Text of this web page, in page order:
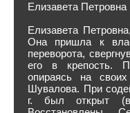
Елизавета Петровна
Елизавета
Она пришла к
переворота,
его в крепость.
опираясь на
Шувалова. При
г. был открыт